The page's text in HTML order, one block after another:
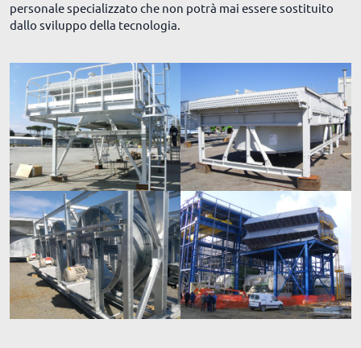
personale specializzato che non potrà mai essere sostituito
dallo sviluppo della tecnologia.